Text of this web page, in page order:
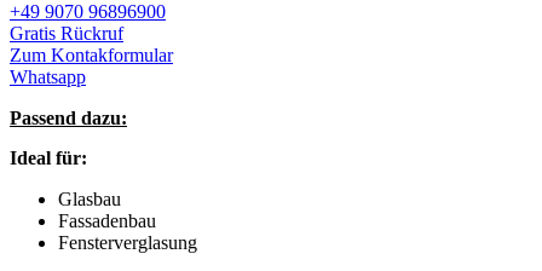
+49 9070 96896900
Gratis Rückruf
Zum Kontakformular
Whatsapp
Passend dazu:
Ideal für:
Glasbau
Fassadenbau
Fensterverglasung